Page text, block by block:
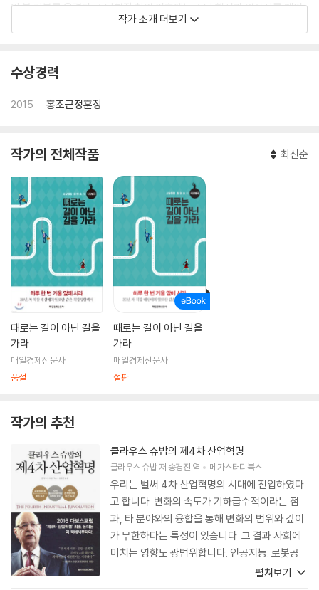
의 북 리뷰를 올렸다. 조달청장 취임 이후에는 조달 행정과 일상사를 페이
스북에 올려 국민들과 소통하고 있다.
작가 소개 더보기
수상경력
2015 홍조근정훈장
작가의 전체작품 최신순
때로는 길이 아닌 길을
가라
매일경제신문사
품절
때로는 길이 아닌 길을
가라
매일경제신문사
절판
작가의 추천
클라우스 슈밥의 제4차 산업혁명
클라우스 슈밥저 송경진 역 메가스터디북스
우리는 벌써 4차 산업혁명의 시대에 진입하였다
고 합니다. 변화의 속도가 기하급수적이라는 점
과, 타 분야와의 융합을 통해 변화의 범위와 깊이
가 무한하다는 특성이 있습니다. 그 결과 사회에
미치는 영향도 광범위합니다. 인공지능. 로봇공
학, 사물인터넷(IoT), 자율주행 자동차, 3D 프린
펼쳐보기